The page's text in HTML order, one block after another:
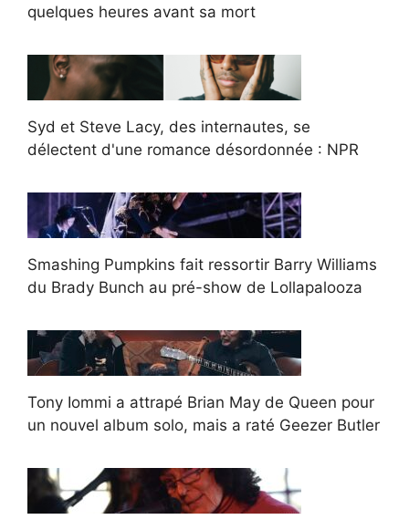
quelques heures avant sa mort
Syd et Steve Lacy, des internautes, se
délectent d'une romance désordonnée : NPR
Smashing Pumpkins fait ressortir Barry Williams
du Brady Bunch au pré-show de Lollapalooza
Tony Iommi a attrapé Brian May de Queen pour
un nouvel album solo, mais a raté Geezer Butler